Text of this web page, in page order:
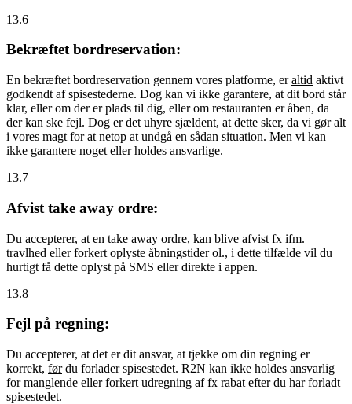
13.6
Bekræftet bordreservation:
En bekræftet bordreservation gennem vores platforme, eraltid aktivt
godkendt af spisestederne. Dog kan vi ikke garantere, at dit bord står
klar, eller om der er plads til dig, eller om restauranten er åben, da
der kan ske fejl. Dog er det uhyre sjældent, at dette sker, da vi gør alt
i vores magt for at netop at undgå en sådan situation. Men vi kan
ikke garantere noget eller holdes ansvarlige.
13.7
Afvist take away ordre:
Du accepterer, at en take away ordre, kan blive afvist fx ifm.
travlhed eller forkert oplyste åbningstider ol., i dette tilfælde vil du
hurtigt få dette oplyst på SMS eller direkte i appen.
13.8
Fejl på regning:
Du accepterer, at det er dit ansvar, at tjekke om din regning er
korrekt, førdu forlader spisestedet. R2N kan ikke holdes ansvarlig
for manglende eller forkert udregning af fx rabat efter du har forladt
spisestedet.